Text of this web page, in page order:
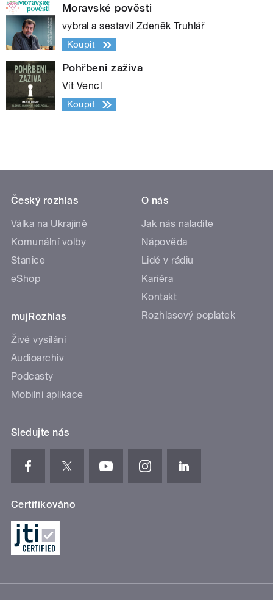
Moravské pověsti
vybral a sestavil Zdeněk Truhlář
Koupit
Pohřbeni zaživa
Vít Vencl
Koupit
Český rozhlas
Válka na Ukrajině
Komunální volby
Stanice
eShop
mujRozhlas
Živé vysílání
Audioarchiv
Podcasty
Mobilní aplikace
O nás
Jak nás naladíte
Nápověda
Lidé v rádiu
Kariéra
Kontakt
Rozhlasový poplatek
Sledujte nás
Certifikováno